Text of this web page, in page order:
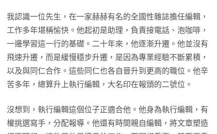
我認識一位先生，在一家赫赫有名的全國性雜誌擔任編輯，
工作多年堪稱愉快。他起初是助理，負責接電話、泡咖啡，
一邊學習這一行的基礎。二十年來，他逐漸升遷。他並沒有
飛速升遷，而是緩慢穩步升遷，是因為專業經驗不斷累積，
以及與同仁合作。這些同仁也各自晉升到更高的職位。他辛
苦多年，總算升上執行編輯，大名印在報頭的二號位。
沒想到，執行編輯這個位子正適合他。他身為執行編輯，有
權挑選寫手，分配報導。他還有時間親自編輯，將文章塑造